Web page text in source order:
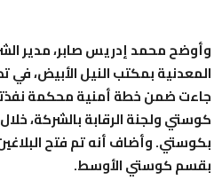
وأوضح محمد إدريس صابر، مدير
المعدنية بمكتب النيل الأبيض، في
جاءت ضمن خطة أمنية محكمة
كوستي ولجنة الرقابة بالشركة،
بقسم كوستي الأوسط.